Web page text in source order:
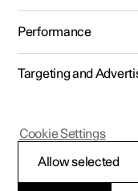
Pre-owned
Shop
Meer
Testrit
Aanbiedingen
Testrit
Aanbiedingen
Polestar 4
Ontdek
Testrit
Bekijk onze
Aanbiedingen
Ontdek
Over pre-
Pre-owned
Configureer
Pre-owned
Testrit
Additionals
(Opent in een
Experiences
Ontmoet ons
Opladen
Support
Polestar 4
Performance
Targeting and
Allow selected
Cookie Settings